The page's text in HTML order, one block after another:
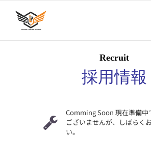
content
Recruit
採用情報
Comming Soon 現在準備中
ございませんが、しばらく
い。